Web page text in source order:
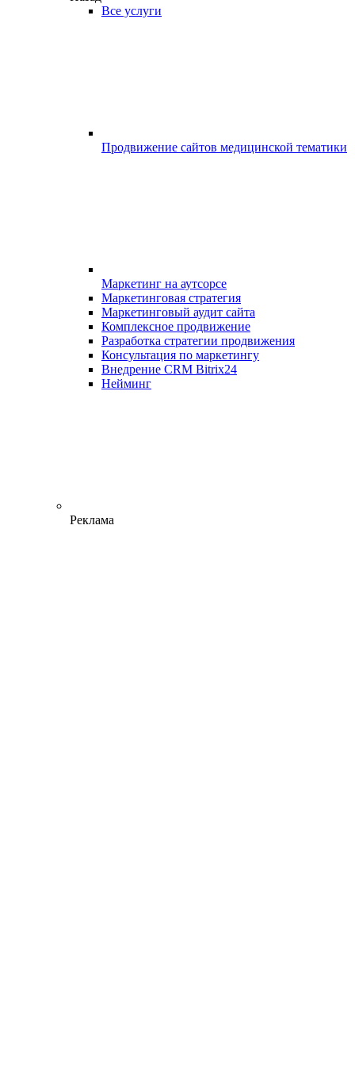
Все услуги
Продвижение сайтов медицинской тематики
Маркетинг на аутсорсе
Маркетинговая стратегия
Маркетинговый аудит сайта
Комплексное продвижение
Разработка стратегии продвижения
Консультация по маркетингу
Внедрение CRM Bitrix24
Нейминг
Реклама